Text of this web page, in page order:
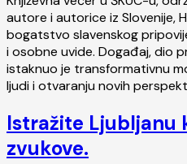
autore i autorice iz Slovenije,
bogatstvo slavenskog
i osobne uvide. Događaj, dio
istaknuo je transformativnu
ljudi i otvaranju novih
Istražite Ljubljanu
zvukove.